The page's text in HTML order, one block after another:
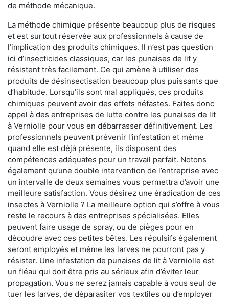
de méthode mécanique.
La méthode chimique présente beaucoup plus de risques
et est surtout réservée aux professionnels à cause de
l’implication des produits chimiques. Il n’est pas question
ici d’insecticides classiques, car les punaises de lit y
résistent très facilement. Ce qui amène à utiliser des
produits de désinsectisation beaucoup plus puissants que
d’habitude. Lorsqu’ils sont mal appliqués, ces produits
chimiques peuvent avoir des effets néfastes. Faites donc
appel à des entreprises de lutte contre les punaises de lit
à Verniolle pour vous en débarrasser définitivement. Les
professionnels peuvent prévenir l'infestation et même
quand elle est déjà présente, ils disposent des
compétences adéquates pour un travail parfait. Notons
également qu’une double intervention de l’entreprise avec
un intervalle de deux semaines vous permettra d’avoir une
meilleure satisfaction. Vous désirez une éradication de ces
insectes à Verniolle ? La meilleure option qui s’offre à vous
reste le recours à des entreprises spécialisées. Elles
peuvent faire usage de spray, ou de pièges pour en
découdre avec ces petites bêtes. Les répulsifs également
seront employés et même les larves ne pourront pas y
résister. Une infestation de punaises de lit à Verniolle est
un fléau qui doit être pris au sérieux afin d’éviter leur
propagation. Vous ne serez jamais capable à vous seul de
tuer les larves, de déparasiter vos textiles ou d’employer